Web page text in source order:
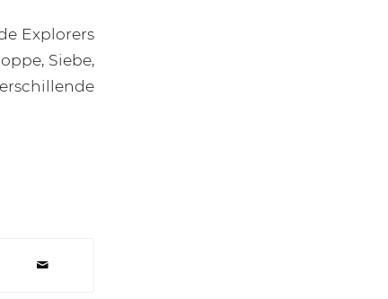
Explorers
Siebe,